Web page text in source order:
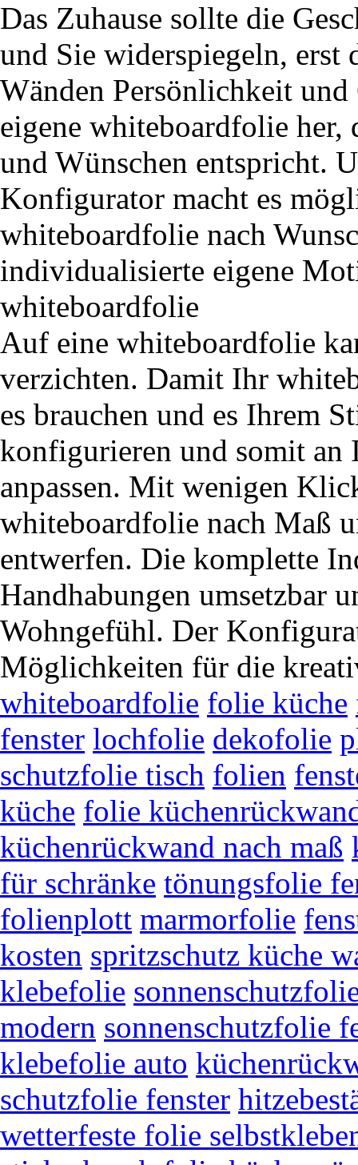
Das Zuhause sollte die
und Sie widerspiegeln, erst
Wänden Persönlichkeit
eigene whiteboardfolie her,
und Wünschen entspricht.
Konfigurator macht es
whiteboardfolie nach
individualisierte eigene
whiteboardfolie
Auf eine whiteboardfolie
verzichten. Damit Ihr
es brauchen und es Ihrem
konfigurieren und somit an
anpassen. Mit wenigen
whiteboardfolie nach Maß
entwerfen. Die komplette
Handhabungen umsetzbar
Wohngefühl. Der
Möglichkeiten für die
whiteboardfolie folie küche
fenster lochfolie dekofolie
schutzfolie tisch folien
küche folie
küchenrückwand nach maß
für schränke tönungsfolie
folienplott marmorfolie
kosten spritzschutz küche
klebefolie
modern sonnenschutzfolie
klebefolie auto
schutzfolie fenster
wetterfeste folie